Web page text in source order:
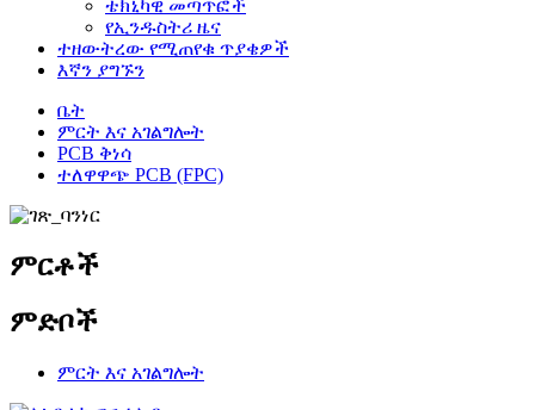
ቴክኒካዊ መጣጥፎች
የኢንዱስትሪ ዜና
ተዘውትረው የሚጠየቁ ጥያቄዎች
እኛን ያግኙን
ቤት
ምርት እና አገልግሎት
PCB ቅነሳ
ተለዋዋጭ PCB (FPC)
ምርቶች
ምድቦች
ምርት እና አገልግሎት